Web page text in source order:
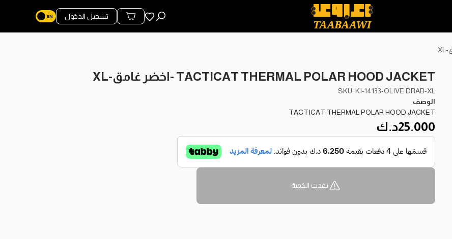
المفضلة
محتويات السلة
تسجيل الدخول
TACTICAT THERMAL POLAR HOOD JACKET -اخضر غامق-XL
SKU: KI-14133-OLIVE DRAB-XL
الوصف
TACTICAT THERMAL POLAR HOOD JACKET
25.000د.ك
نفدت الكمية